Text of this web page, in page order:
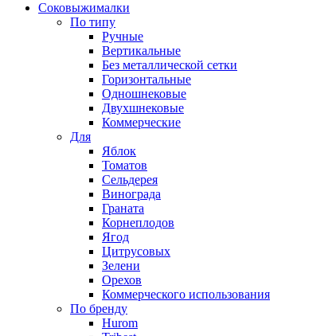
Соковыжималки
По типу
Ручные
Вертикальные
Без металлической сетки
Горизонтальные
Одношнековые
Двухшнековые
Коммерческие
Для
Яблок
Томатов
Cельдерея
Винограда
Граната
Корнеплодов
Ягод
Цитрусовых
Зелени
Орехов
Коммерческого использования
По бренду
Hurom